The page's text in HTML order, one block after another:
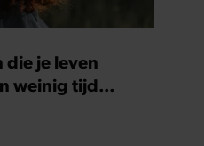
je leven
weinig tijd